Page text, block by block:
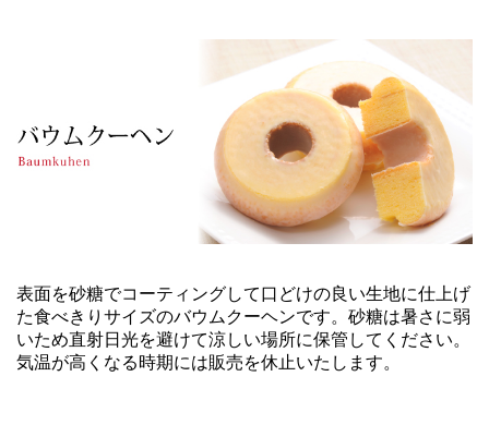
表面を砂糖でコーティングして口どけの良い生地に仕上げ
た食べきりサイズのバウムクーヘンです。砂糖は暑さに弱
いため直射日光を避けて涼しい場所に保管してください。
気温が高くなる時期には販売を休止いたします。